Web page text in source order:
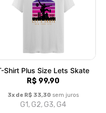
T-Shirt Plus Size Cherry
R$ 99,90
4 5 6 7 8
>|